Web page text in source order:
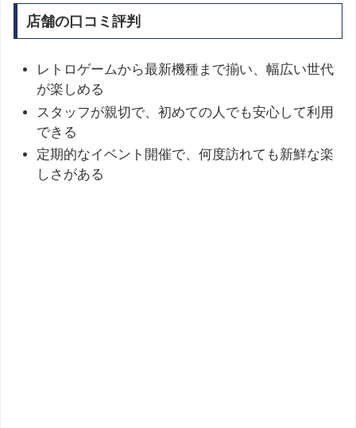
店舗の口コミ評判
レトロゲームから最新機種まで揃い、幅広い世代
が楽しめる
スタッフが親切で、初めての人でも安心して利用
できる
定期的なイベント開催で、何度訪れても新鮮な楽
しさがある